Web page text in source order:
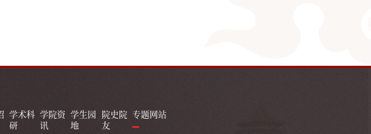
学术科
研
学院资
讯
学生园
地
院史院
友
专题网站